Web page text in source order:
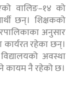
वालिङ–१४ को
छन्। शिक्षकको
अनुसार
कार्यरत रहेका छन्।
अवस्था
कायम नै रहेको छ।